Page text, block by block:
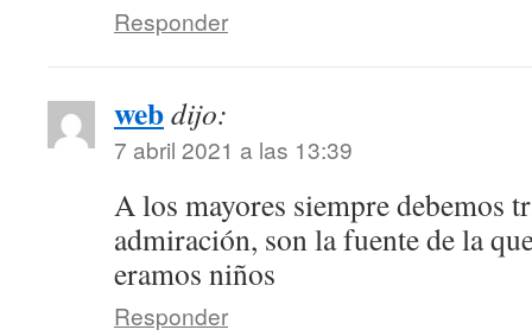
Responder
webdijo:
7 abril 2021 a las 13:39
A los mayores siempre debemos
admiración, son la fuente de la
eramos niños
Responder